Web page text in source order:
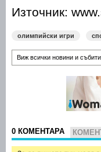
Източник:
олимпийски игри
Виж всички новини и
0 КОМЕНТАРА